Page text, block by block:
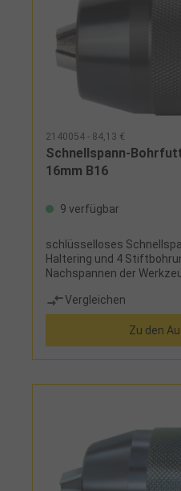
2140054 - 84,13 €
Schnellspann-
16mm B16
9 verfügbar
schlüsselloses
Haltering und 4
Nachspannen der
Vergleichen
Zu den